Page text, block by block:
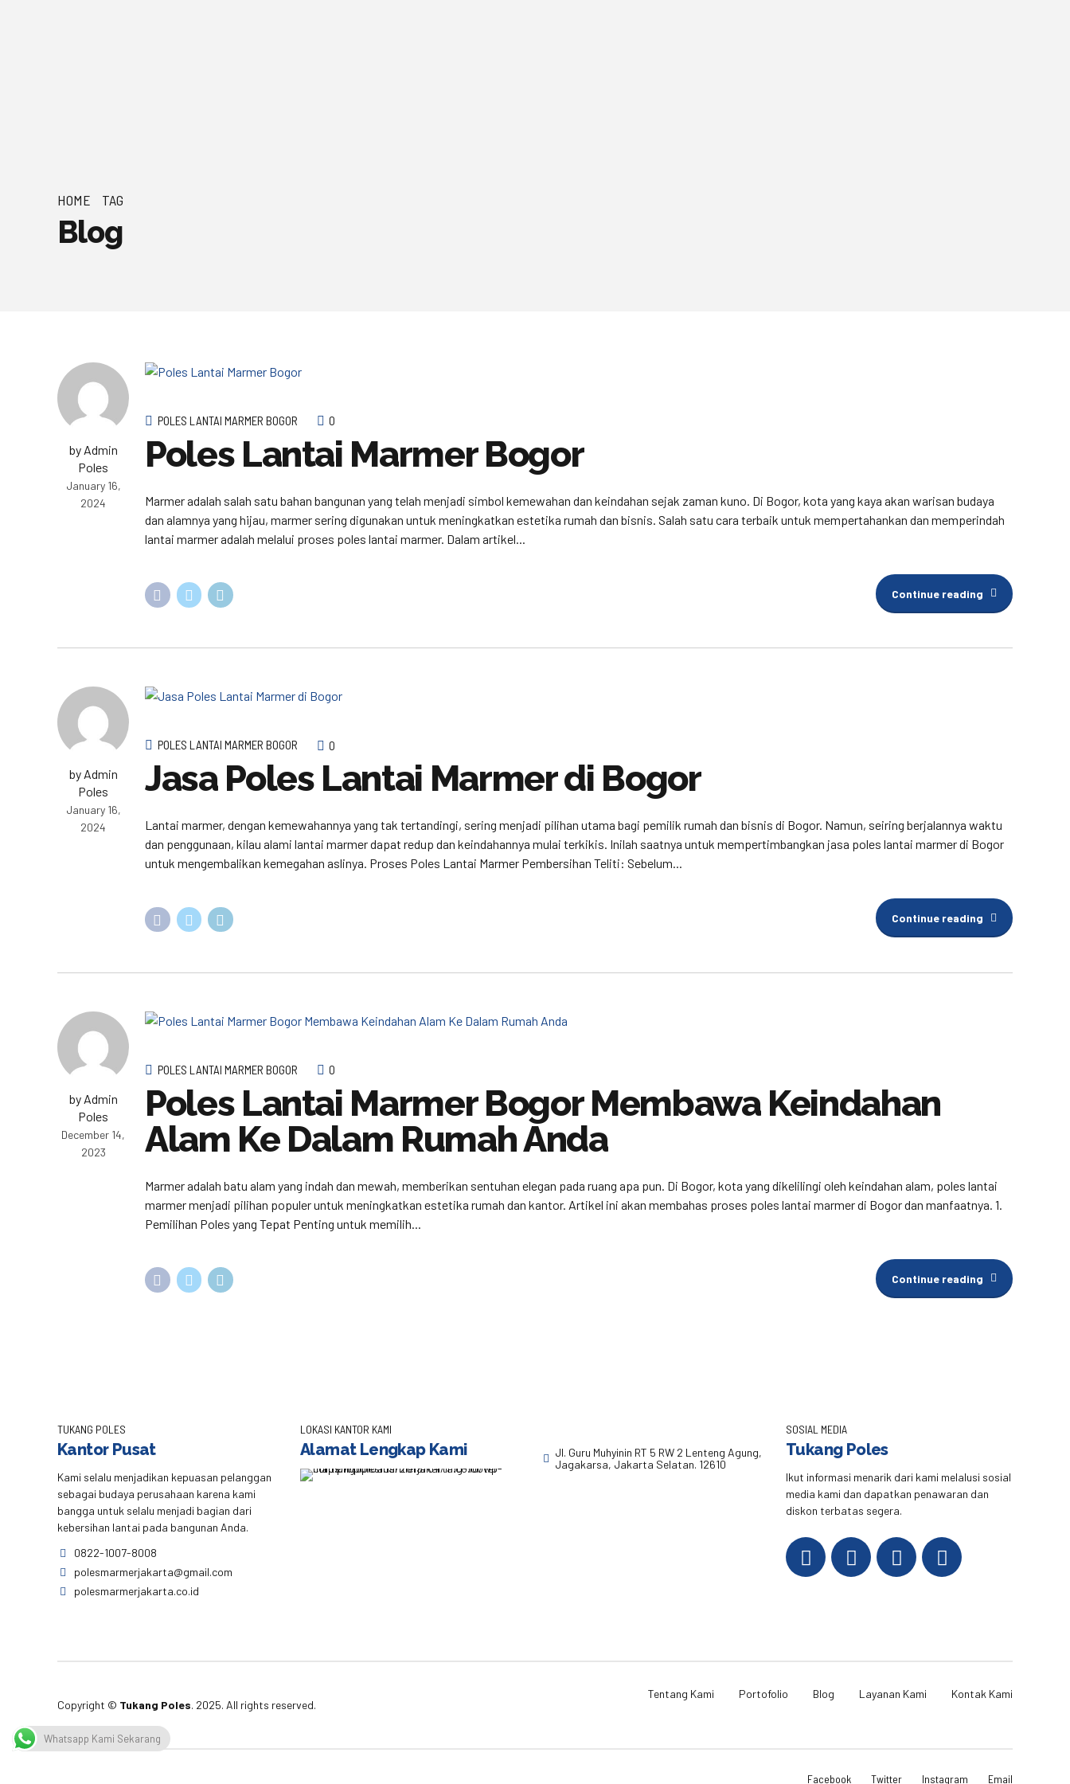
HOME TAG
Blog
by Admin
Poles
January 16,
2024
POLES LANTAI MARMER BOGOR 0
Poles Lantai Marmer Bogor
Marmer adalah salah satu bahan bangunan yang telah menjadi simbol kemewahan dan keindahan sejak zaman kuno. Di Bogor, kota yang kaya akan warisan budaya
dan alamnya yang hijau, marmer sering digunakan untuk meningkatkan estetika rumah dan bisnis. Salah satu cara terbaik untuk mempertahankan dan memperindah
lantai marmer adalah melalui proses poles lantai marmer. Dalam artikel...
Continue reading
by Admin
Poles
January 16,
2024
POLES LANTAI MARMER BOGOR 0
Jasa Poles Lantai Marmer di Bogor
Lantai marmer, dengan kemewahannya yang tak tertandingi, sering menjadi pilihan utama bagi pemilik rumah dan bisnis di Bogor. Namun, seiring berjalannya waktu
dan penggunaan, kilau alami lantai marmer dapat redup dan keindahannya mulai terkikis. Inilah saatnya untuk mempertimbangkan jasa poles lantai marmer di Bogor
untuk mengembalikan kemegahan aslinya. Proses Poles Lantai Marmer Pembersihan Teliti: Sebelum...
Continue reading
by Admin
Poles
December 14,
2023
POLES LANTAI MARMER BOGOR 0
Poles Lantai Marmer Bogor Membawa Keindahan
Alam Ke Dalam Rumah Anda
Marmer adalah batu alam yang indah dan mewah, memberikan sentuhan elegan pada ruang apa pun. Di Bogor, kota yang dikelilingi oleh keindahan alam, poles lantai
marmer menjadi pilihan populer untuk meningkatkan estetika rumah dan kantor. Artikel ini akan membahas proses poles lantai marmer di Bogor dan manfaatnya. 1.
Pemilihan Poles yang Tepat Penting untuk memilih...
Continue reading
TUKANG POLES
Kantor Pusat
Kami selalu menjadikan kepuasan pelanggan
sebagai budaya perusahaan karena kami
bangga untuk selalu menjadi bagian dari
kebersihan lantai pada bangunan Anda.
0822-1007-8008
polesmarmerjakarta@gmail.com
polesmarmerjakarta.co.id
LOKASI KANTOR KAMI
Alamat Lengkap Kami
Jl. Guru Muhyinin RT 5 RW 2 Lenteng Agung,
Jagakarsa, Jakarta Selatan. 12610
SOSIAL MEDIA
Tukang Poles
Ikut informasi menarik dari kami melalusi sosial
media kami dan dapatkan penawaran dan
diskon terbatas segera.
Copyright © Tukang Poles. 2025. All rights reserved.
Tentang Kami Portofolio Blog Layanan Kami Kontak Kami
Facebook Twitter Instagram Email
Whatsapp Kami Sekarang